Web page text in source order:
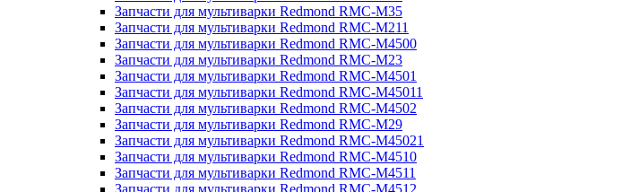
Запчасти для мультиварки Redmond RMC-M35
Запчасти для мультиварки Redmond RMC-M211
Запчасти для мультиварки Redmond RMC-M4500
Запчасти для мультиварки Redmond RMC-M23
Запчасти для мультиварки Redmond RMC-M4501
Запчасти для мультиварки Redmond RMC-M45011
Запчасти для мультиварки Redmond RMC-M4502
Запчасти для мультиварки Redmond RMC-M29
Запчасти для мультиварки Redmond RMC-M45021
Запчасти для мультиварки Redmond RMC-M4510
Запчасти для мультиварки Redmond RMC-M4511
Запчасти для мультиварки Redmond RMC-M4512